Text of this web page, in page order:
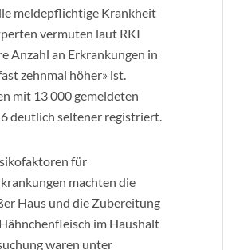
meldepflichtige Krankheit
vermuten laut RKI
Anzahl an Erkrankungen in
zehnmal höher» ist.
mit 13 000 gemeldeten
deutlich seltener registriert.
für
machten die
Haus und die Zubereitung
im Haushalt
waren unter